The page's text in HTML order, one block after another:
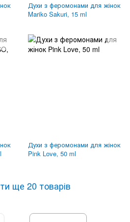
Духи з феромонами для жінок
Mariko Sakuri, 15 ml
Духи з феромонами для жінок
Pink Love, 50 ml
ще 20 товарів